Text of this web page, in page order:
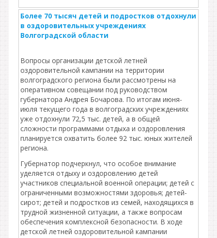
Более 70 тысяч детей и подростков отдохнули
в оздоровительных учреждениях
Волгоградской области
Вопросы организации детской летней
оздоровительной кампании на территории
волгоградского региона были рассмотрены на
оперативном совещании под руководством
губернатора Андрея Бочарова. По итогам июня-
июля текущего года в волгоградских учреждениях
уже отдохнули 72,5 тыс. детей, а в общей
сложности программами отдыха и оздоровления
планируется охватить более 92 тыс. юных жителей
региона.
Губернатор подчеркнул, что особое внимание
уделяется отдыху и оздоровлению детей
участников специальной военной операции; детей с
ограниченными возможностями здоровья; детей-
сирот; детей и подростков из семей, находящихся в
трудной жизненной ситуации, а также вопросам
обеспечения комплексной безопасности. В ходе
детской летней оздоровительной кампании